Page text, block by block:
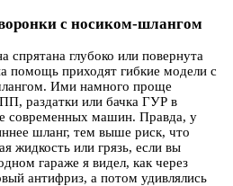
с носиком-шлангом
спрятана глубоко или повернута
помощь приходят гибкие модели с
Ими намного проще
раздатки или бачка ГУР в
современных машин. Правда, у
шланг, тем выше риск, что
жидкость или грязь, если вы
гараже я видел, как через
антифриз, а потом удивлялись